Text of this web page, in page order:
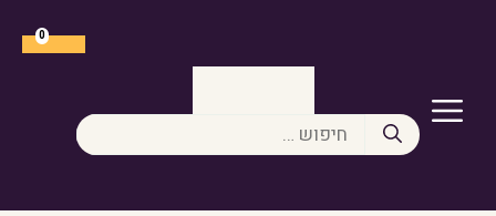
חיפוש:
0
תפריט